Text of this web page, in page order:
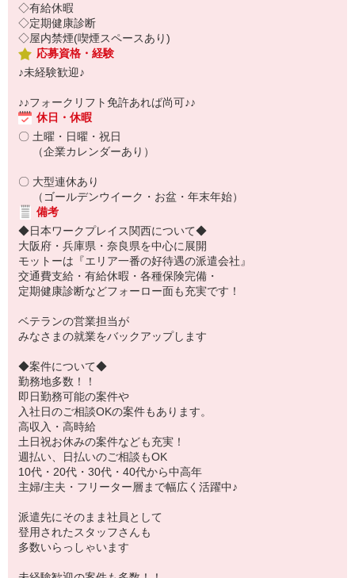
◇有給休暇
◇定期健康診断
◇屋内禁煙(喫煙スペースあり)
応募資格・経験
♪未経験歓迎♪
♪♪フォークリフト免許あれば尚可♪♪
休日・休暇
〇 土曜・日曜・祝日
（企業カレンダーあり）
〇 大型連休あり
（ゴールデンウイーク・お盆・年末年始）
備考
◆日本ワークプレイス関西について◆
大阪府・兵庫県・奈良県を中心に展開
モットーは『エリア一番の好待遇の派遣会社』
交通費支給・有給休暇・各種保険完備・
定期健康診断などフォーロー面も充実です！
ベテランの営業担当が
みなさまの就業をバックアップします
◆案件について◆
勤務地多数！！
即日勤務可能の案件や
入社日のご相談OKの案件もあります。
高収入・高時給
土日祝お休みの案件なども充実！
週払い、日払いのご相談もOK
10代・20代・30代・40代から中高年
主婦/主夫・フリーター層まで幅広く活躍中♪
派遣先にそのまま社員として
登用されたスタッフさんも
多数いらっしゃいます